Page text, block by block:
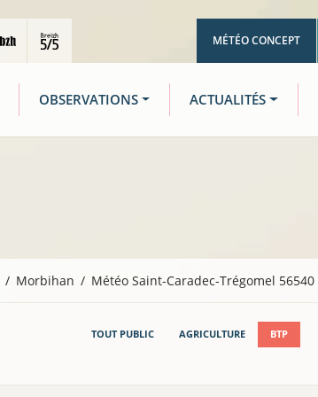
MÉTÉO CONCEPT
OBSERVATIONS ACTUALITÉS
Morbihan Météo Saint-Caradec-Trégomel 56540
TOUT PUBLIC AGRICULTURE BTP